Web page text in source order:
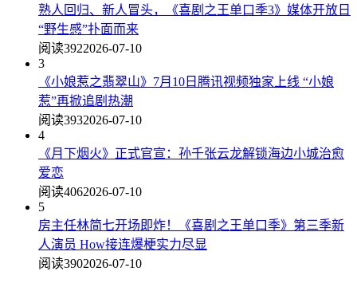
熟人回归、新人冒头，《喜剧之王单口季3》媒体开放日
“野生感”扑面而来
阅读3922026-07-10
3
《小娘惹之翡翠山》7月10日腾讯视频独家上线 “小娘
惹”再掀追剧热潮
阅读3932026-07-10
4
《月下烟火》正式官宣：孙千张云龙解锁海边小城治愈
爱恋
阅读4062026-07-10
5
房主任林简七开场即炸！《喜剧之王单口季》第三季新
人演员 How接连爆梗实力尽显
阅读3902026-07-10